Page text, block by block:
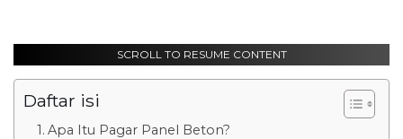
SCROLL TO RESUME CONTENT
Daftar isi
Apa Itu Pagar Panel Beton?